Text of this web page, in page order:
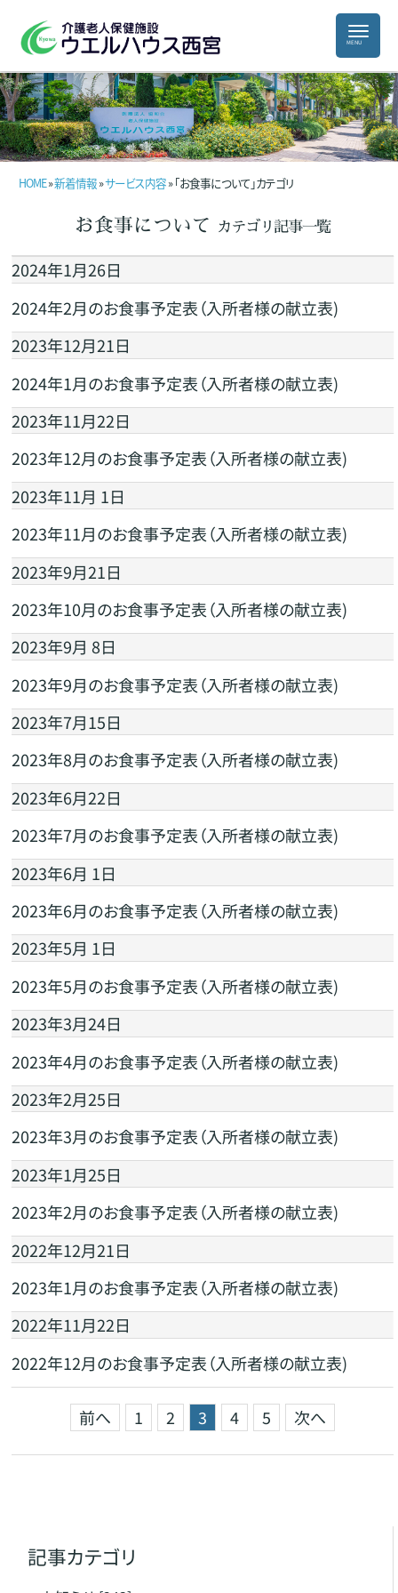
HOME»新着情報»サービス内容» 「お食事について」カテゴリ
お食事について カテゴリ記事一覧
2024年1月26日
2024年2月のお食事予定表（入所者様の献立表)
2023年12月21日
2024年1月のお食事予定表（入所者様の献立表)
2023年11月22日
2023年12月のお食事予定表（入所者様の献立表)
2023年11月 1日
2023年11月のお食事予定表（入所者様の献立表)
2023年9月21日
2023年10月のお食事予定表（入所者様の献立表)
2023年9月 8日
2023年9月のお食事予定表（入所者様の献立表)
2023年7月15日
2023年8月のお食事予定表（入所者様の献立表)
2023年6月22日
2023年7月のお食事予定表（入所者様の献立表)
2023年6月 1日
2023年6月のお食事予定表（入所者様の献立表)
2023年5月 1日
2023年5月のお食事予定表（入所者様の献立表)
2023年3月24日
2023年4月のお食事予定表（入所者様の献立表)
2023年2月25日
2023年3月のお食事予定表（入所者様の献立表)
2023年1月25日
2023年2月のお食事予定表（入所者様の献立表)
2022年12月21日
2023年1月のお食事予定表（入所者様の献立表)
2022年11月22日
2022年12月のお食事予定表（入所者様の献立表)
前へ 1 2 3 4 5 次へ
記事カテゴリ